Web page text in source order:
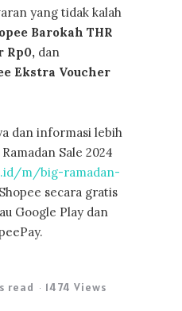
yang tidak kalah
Barokah THR
Rp0, dan
Ekstra Voucher
dan informasi lebih
Sale 2024
m/big-ramadan-
secara gratis
Google Play dan
read 1474 Views